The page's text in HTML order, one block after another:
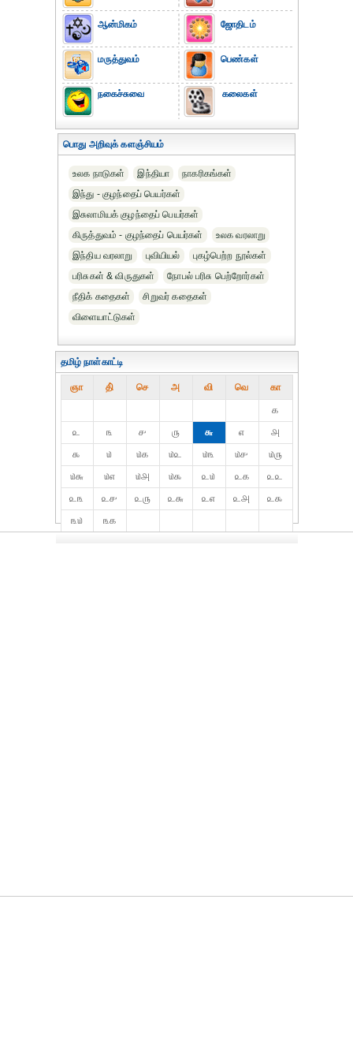
ஆன்மிகம்
மருத்துவம்
நகைச்சுவை
ஜோதிடம்
பெண்கள்
கலைகள்
பொது அறிவுக் களஞ்சியம்
உலக நாடுகள் இந்தியா
நாகரிகங்கள்
இந்து - குழந்தைப் பெயர்கள்
இசுலாமியக் குழந்தைப் பெயர்கள்
கிருத்துவம் - குழந்தைப் பெயர்கள்
உலக வரலாறு
இந்திய வரலாறு
புவியியல்
புகழ்பெற்ற நூல்கள்
பரிசுகள் & விருதுகள்
நோபல் பரிசு‎ பெற்றோர்‎கள்
நீதிக் கதைகள்
சிறுவர் கதைகள்
விளையாட்டுகள்
தமிழ் நாள்காட்டி
ஞா தி் செ அ வி வெ கா
௧
௨
௩ ௪ ௫ ௬ ௭
௮
௯
௰ ௰௧ ௰௨ ௰௩ ௰௪
௰௫
௰௬
௰௭ ௰௮ ௰௯ ௨௰ ௨௧
௨௨
௨௩
௨௪ ௨௫ ௨௬ ௨௭ ௨௮
௨௯
௩௰
௩௧